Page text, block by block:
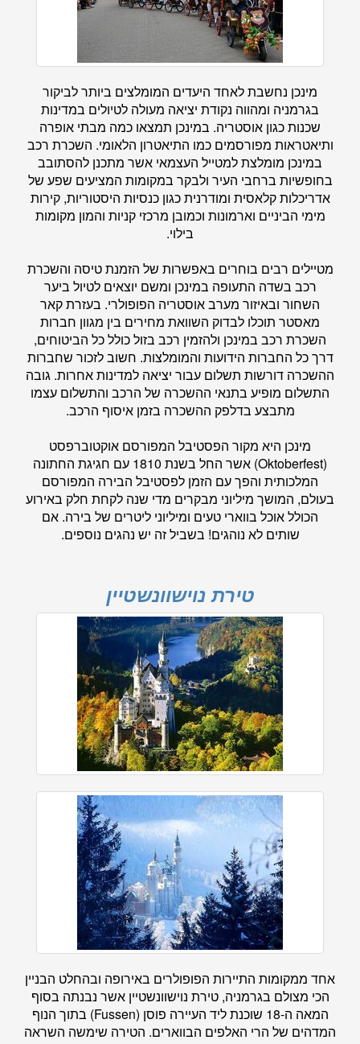
מינכן נחשבת לאחד היעדים המומלצים ביותר לביקור
בגרמניה ומהווה נקודת יציאה מעולה לטיולים במדינות
שכנות כגון אוסטריה. במינכן תמצאו כמה מבתי אופרה
ותיאטראות מפורסמים כמו התיאטרון הלאומי. השכרת רכב
במינכן מומלצת למטייל העצמאי אשר מתכנן להסתובב
בחופשיות ברחבי העיר ולבקר במקומות המציעים שפע של
אדריכלות קלאסית ומודרנית כגון כנסיות היסטוריות, קירות
מימי הביניים וארמונות וכמובן מרכזי קניות והמון מקומות
בילוי.
מטיילים רבים בוחרים באפשרות של הזמנת טיסה והשכרת
רכב בשדה התעופה במינכן ומשם יוצאים לטיול ביער
השחור ובאיזור מערב אוסטריה הפופולרי. בעזרתקאר
מאסטר תוכלו לבדוק השוואת מחירים בין מגוון חברות
השכרת רכב במינכן ולהזמין רכב בזול כולל כל הביטוחים,
דרך כל החברות הידועות והמומלצות. חשוב לזכור שחברות
ההשכרה דורשות תשלום עבור יציאה למדינות אחרות. גובה
התשלום מופיע בתנאי ההשכרה של הרכב והתשלום עצמו
מתבצע בדלפק ההשכרה בזמן איסוף הרכב.
מינכן היא מקור הפסטיבל המפורסם אוקטוברפסט
(Oktoberfest) אשר החל בשנת 1810 עם חגיגת החתונה
המלכותית והפך עם הזמן לפסטיבל הבירה המפורסם
בעולם, המושך מיליוני מבקרים מדי שנה לקחת חלק באירוע
הכולל אוכל בווארי טעים ומיליוני ליטרים של בירה. אם
שותים לא נוהגים! בשביל זה יש נהגים נוספים.
טירת נוישוונשטיין
אחד ממקומות התיירות הפופולרים באירופה ובהחלט הבניין
הכי מצולם בגרמניה, טירת נוישוונשטיין אשר נבנתה בסוף
המאה ה-18 שוכנת ליד העיירה פוסן (Fussen) בתוך הנוף
המדהים של הרי האלפים הבווארים. הטירה שימשה השראה